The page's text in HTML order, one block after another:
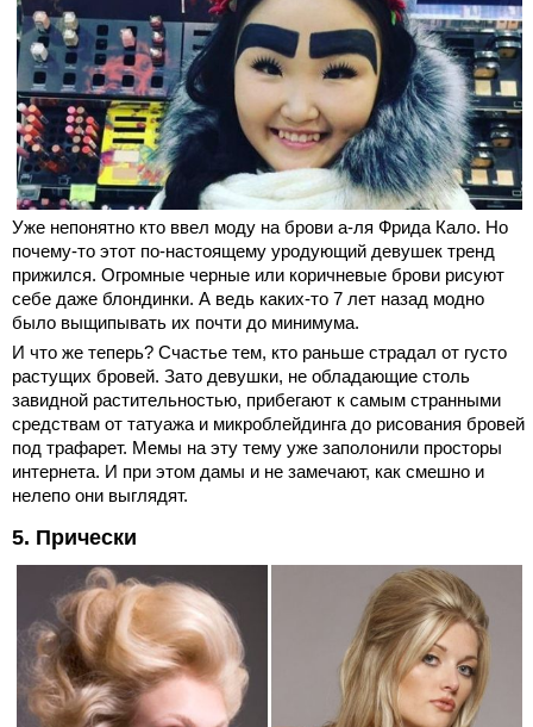
Уже непонятно кто ввел моду на брови а-ля Фрида Кало. Но
почему-то этот по-настоящему уродующий девушек тренд
прижился. Огромные черные или коричневые брови рисуют
себе даже блондинки. А ведь каких-то 7 лет назад модно
было выщипывать их почти до минимума.
И что же теперь? Счастье тем, кто раньше страдал от густо
растущих бровей. Зато девушки, не обладающие столь
завидной растительностью, прибегают к самым странными
средствам от татуажа и микроблейдинга до рисования бровей
под трафарет. Мемы на эту тему уже заполонили просторы
интернета. И при этом дамы и не замечают, как смешно и
нелепо они выглядят.
5. Прически